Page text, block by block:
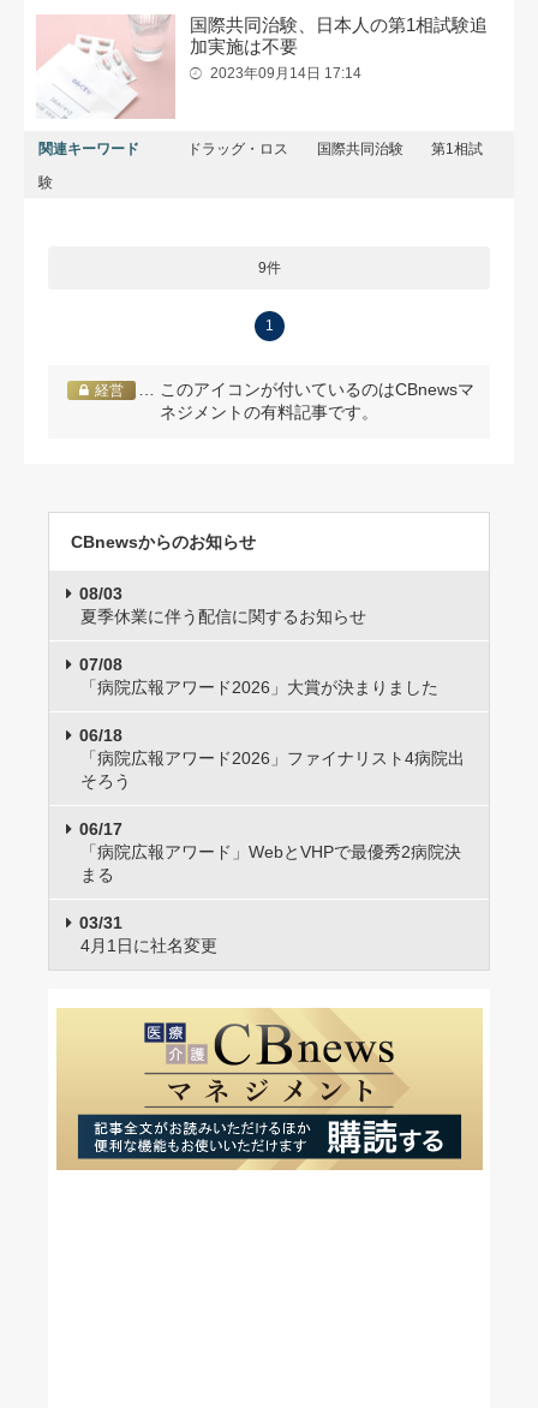
国際共同治験、日本人の第1相試験追
加実施は不要
2023年09月14日 17:14
関連キーワード ドラッグ・ロス 国際共同治験
第1相試
験
9件
1
経営
… このアイコンが付いているのはCBnewsマ
ネジメントの有料記事です。
CBnewsからのお知らせ
08/03
夏季休業に伴う配信に関するお知らせ
07/08
「病院広報アワード2026」大賞が決まりました
06/18
「病院広報アワード2026」ファイナリスト4病院出
そろう
06/17
「病院広報アワード」WebとVHPで最優秀2病院決
まる
03/31
4月1日に社名変更